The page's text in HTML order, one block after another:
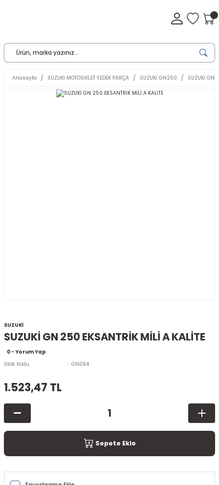
Anasayfa SUZUKİ MOTOSİKLET YEDEK PARÇA SUZUKİ GN250 SUZUKİ GN
SUZUKİ
SUZUKİ GN 250 EKSANTRİK MİLİ A KALİTE
0 - Yorum Yap
Stok Kodu
GN064
1.523,47 TL
Sepete Ekle